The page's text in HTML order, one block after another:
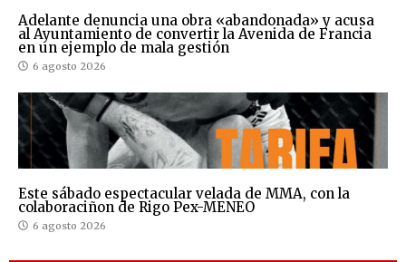
Adelante denuncia una obra «abandonada» y acusa
al Ayuntamiento de convertir la Avenida de Francia
en un ejemplo de mala gestión
6 agosto 2026
Este sábado espectacular velada de MMA, con la
colaboraciñon de Rigo Pex-MENEO
6 agosto 2026